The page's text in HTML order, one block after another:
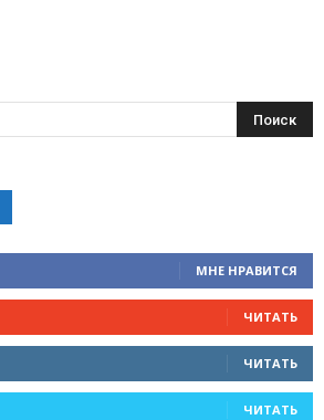
МНЕ НРАВИТСЯ
ЧИТАТЬ
ЧИТАТЬ
ЧИТАТЬ